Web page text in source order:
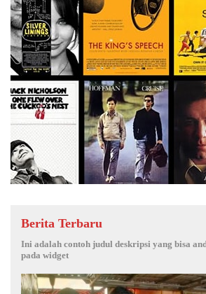
Berita Terbaru
Ini adalah contoh judul deskripsi yang bisa
pada widget